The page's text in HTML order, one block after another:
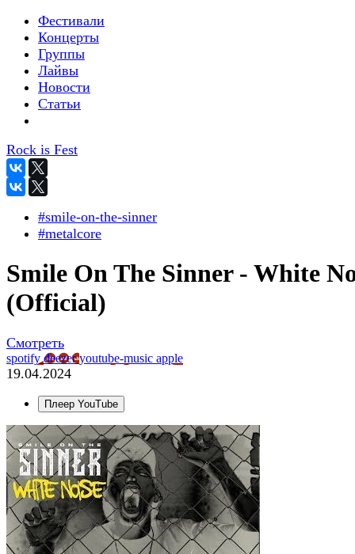
Фестивали
Концерты
Группы
Лайвы
Новости
Статьи
Rock is Fest
#smile-on-the-sinner
#metalcore
Smile On The Sinner - White
(Official)
Смотреть
spotifydeezeryoutube-music apple
19.04.2024
Плеер YouTube